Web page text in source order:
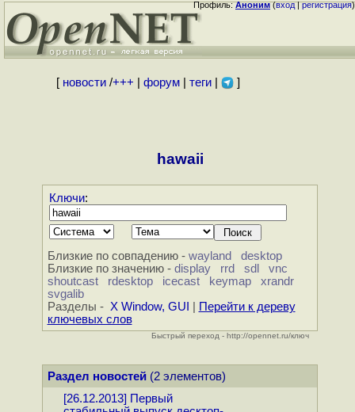
Профиль:Аноним(вход|регистрация)
[ новости/+++ форум| теги| ]
hawaii
Ключи:
Близкие по совпадению - wayland
desktop
Близкие по значению - display rrd sdl
vnc
shoutcast
rdesktop icecast keymap
xrandr
svgalib
Разделы - X Window, GUI
Перейти к дереву
ключевых слов
Быстрый переход - http://opennet.ru/ключ
Раздел новостей(2 элементов)
[26.12.2013] Первый